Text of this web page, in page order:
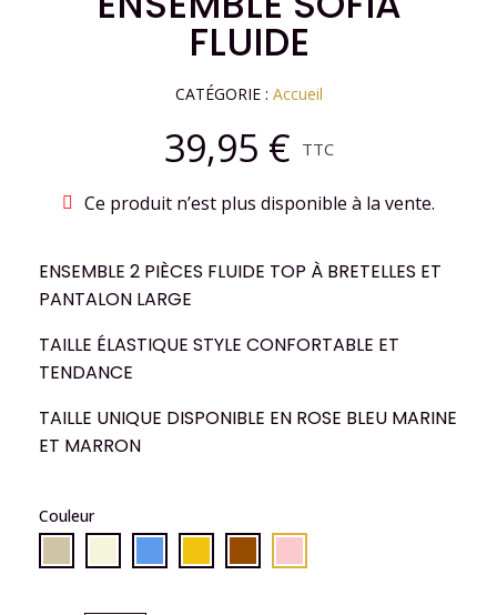
FLUIDE
CATÉGORIE Accueil
39,95 € TTC
Ce produit n’est plus disponible à la vente.
ENSEMBLE 2 PIÈCES FLUIDE TOP À BRETELLES ET
PANTALON LARGE
TAILLE ÉLASTIQUE STYLE CONFORTABLE ET
TENDANCE
TAILLE UNIQUE DISPONIBLE EN ROSE BLEU MARINE
ET MARRON
Couleur